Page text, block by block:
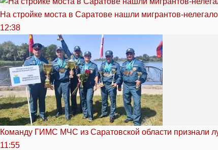
На стройке моста в Саратове нашли мигрантов-
12:38
Команду ГИМС МЧС из Саратовской области признали
11:55